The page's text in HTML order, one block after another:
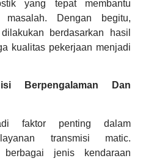
yang tepat membantu
masalah. Dengan begitu,
berdasarkan hasil
kualitas pekerjaan menjadi
Berpengalaman Dan
faktor penting dalam
transmisi matic.
berbagai jenis kendaraan